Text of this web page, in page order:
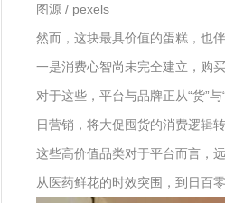
图源 / pexels
然而，这块最具价值的蛋糕，也
一是消费心智尚未完全建立，购
对于这些，平台与品牌正从“货”
日营销，将大促囤货的消费逻辑
这些高价值品类对于平台而言，
从医药鲜花的时效突围，到日百